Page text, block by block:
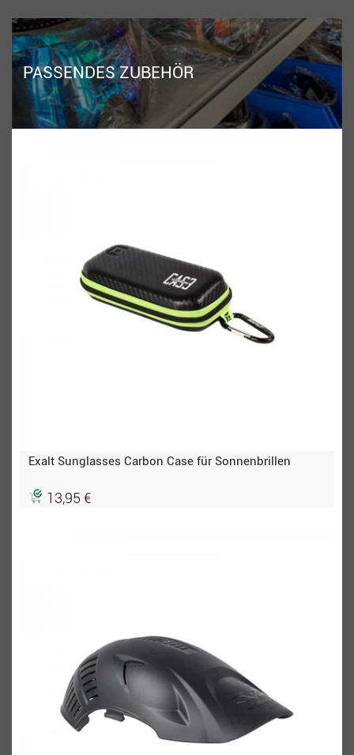
PASSENDES ZUBEHÖR
Exalt Sunglasses Carbon Case für Sonnenbrillen
13,95 €